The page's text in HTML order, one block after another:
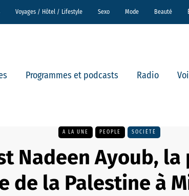
Voyages / Hôtel / Lifestyle Sexo Mode Beauté
Programmes et podcasts Radio
A LA UNE PEOPLE SOCIÉTÉ
Nadeen Ayoub,
de la Palestine à